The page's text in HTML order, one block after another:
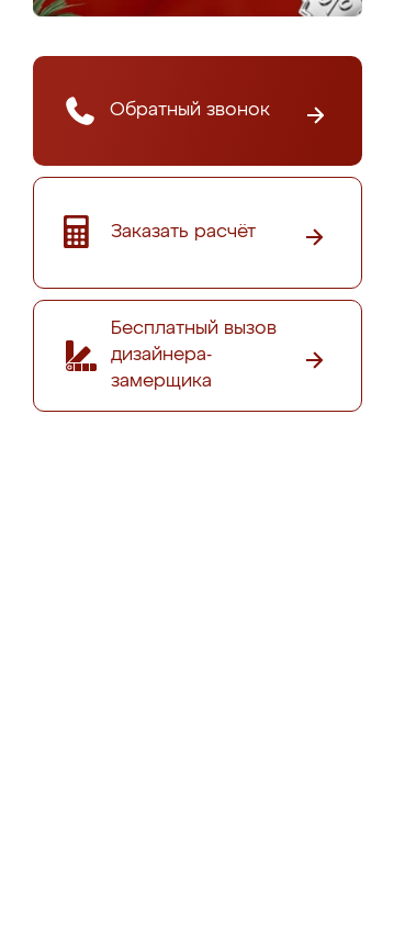
Обратный звонок
Заказать расчёт
Бесплатный вызов
дизайнера-
замерщика